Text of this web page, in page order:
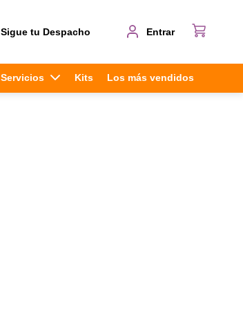
Sigue tu Despacho Entrar
Servicios Kits Los más vendidos